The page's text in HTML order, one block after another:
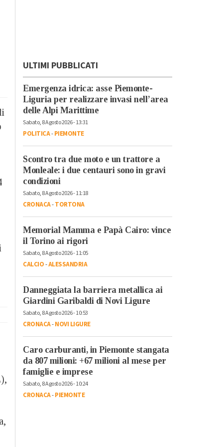
ULTIMI PUBBLICATI
Emergenza idrica: asse Piemonte-
Liguria per realizzare invasi nell’area
delle Alpi Marittime
Sabato, 8 Agosto 2026 - 13:31
POLITICA-PIEMONTE
Scontro tra due moto e un trattore a
Monleale: i due centauri sono in gravi
condizioni
Sabato, 8 Agosto 2026 - 11:18
CRONACA-TORTONA
Memorial Mamma e Papà Cairo: vince
il Torino ai rigori
Sabato, 8 Agosto 2026 - 11:05
CALCIO-ALESSANDRIA
Danneggiata la barriera metallica ai
Giardini Garibaldi di Novi Ligure
Sabato, 8 Agosto 2026 - 10:53
CRONACA-NOVI LIGURE
Caro carburanti, in Piemonte stangata
da 807 milioni: +67 milioni al mese per
famiglie e imprese
Sabato, 8 Agosto 2026 - 10:24
CRONACA-PIEMONTE